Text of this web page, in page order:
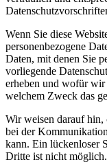
Wenn Sie diese
personenbezogene
Daten, mit denen Sie
vorliegende
erheben und wofür wir
welchem Zweck das
Wir weisen darauf hin,
bei der
kann. Ein lückenloser
Dritte ist nicht möglich.